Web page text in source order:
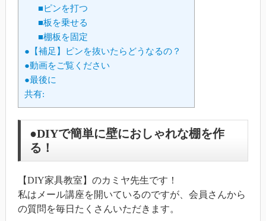
■ピンを打つ
■板を乗せる
■棚板を固定
●【補足】ピンを抜いたらどうなるの？
●動画をご覧ください
●最後に
共有:
●DIYで簡単に壁におしゃれな棚を作
る！
【DIY家具教室】のカミヤ先生です！
私はメール講座を開いているのですが、会員さんから
の質問を毎日たくさんいただきます。